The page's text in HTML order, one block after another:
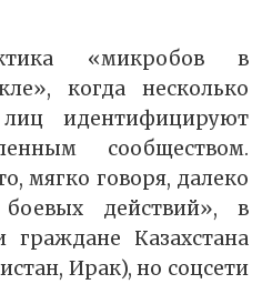
«микробов в
когда несколько
лиц идентифицируют
сообществом.
мягко говоря, далеко
действий», в
граждане Казахстана
Ирак), но соцсети